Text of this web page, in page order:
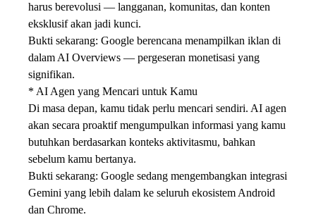
harus berevolusi — langganan, komunitas, dan konten
eksklusif akan jadi kunci.
Bukti sekarang: Google berencana menampilkan iklan di
dalam AI Overviews — pergeseran monetisasi yang
signifikan.
* AI Agen yang Mencari untuk Kamu
Di masa depan, kamu tidak perlu mencari sendiri. AI agen
akan secara proaktif mengumpulkan informasi yang kamu
butuhkan berdasarkan konteks aktivitasmu, bahkan
sebelum kamu bertanya.
Bukti sekarang: Google sedang mengembangkan integrasi
Gemini yang lebih dalam ke seluruh ekosistem Android
dan Chrome.